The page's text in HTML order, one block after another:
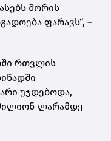
შორის
ფარავს“, –
რთვლის
უჯდებოდა,
ლარამდე